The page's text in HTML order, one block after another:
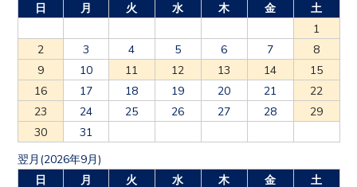
日
月 火 水 木 金
土
1
2
3 4 5 6 7
8
9
10 11 12 13 14
15
16
17 18 19 20 21
22
23
24 25 26 27 28
29
30
31
翌月(2026年9月)
日
月 火 水 木 金
土